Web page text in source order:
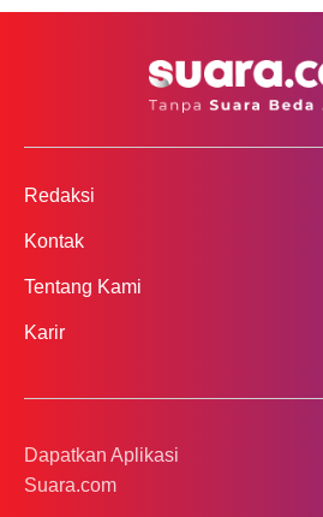
Redaksi
Kontak
Tentang Kami
Karir
Dapatkan Aplikasi
Suara.com